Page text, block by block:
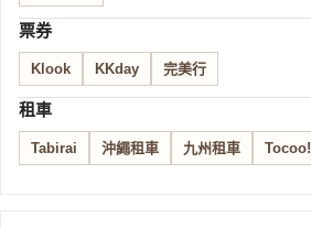
票券
Klook KKday 完美行
租車
Tabirai 沖繩租車 九州租車 Tocoo!